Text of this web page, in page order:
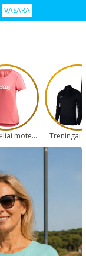
VASARA
Marškinėliai moterims Treningai